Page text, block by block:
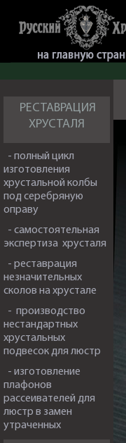
РЕСТАВРАЦИЯ
ХРУСТАЛЯ
- полный цикл
изготовления
хрустальной колбы
под серебряную
оправу
- самостоятельная
экспертиза хрусталя
- реставрация
незначительных
сколов на хрустале
- производство
нестандартных
хрустальных
подвесок для люстр
- изготовление
плафонов
рассеивателей для
люстр в замен
утраченных